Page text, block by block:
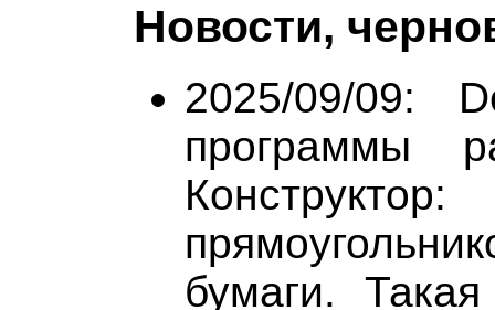
Новости,
2025/09/09:
программы
бумаги.